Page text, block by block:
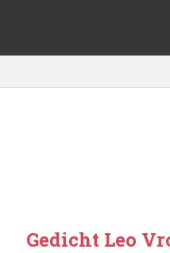
Gedicht Leo